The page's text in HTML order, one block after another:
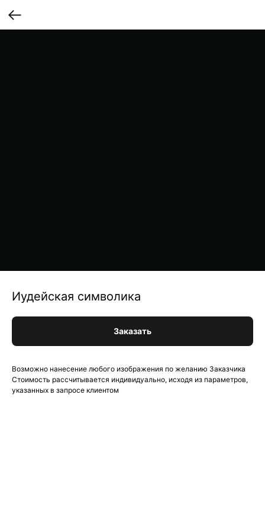
Иудейская символика
Заказать
Возможно нанесение любого изображения по желанию Заказчика
Стоимость рассчитывается индивидуально, исходя из параметров,
указанных в запросе клиентом